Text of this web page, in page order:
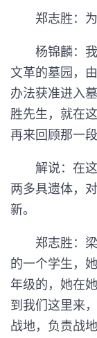
郑志胜：为
杨锦麟：我
文革的墓园，
办法获准进入
胜先生，就在
再来回顾那一
解说：在这
两多具遗体，
新。
郑志胜：梁
的一个学生，
年级的，她在
到我们这里来
战地，负责战